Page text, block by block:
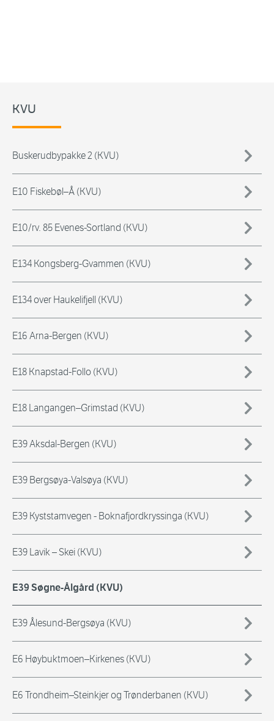
KVU
Buskerudbypakke 2 (KVU)
E10 Fiskebøl–Å (KVU)
E10/rv. 85 Evenes-Sortland (KVU)
E134 Kongsberg-Gvammen (KVU)
E134 over Haukelifjell (KVU)
E16 Arna-Bergen (KVU)
E18 Knapstad-Follo (KVU)
E18 Langangen–Grimstad (KVU)
E39 Aksdal-Bergen (KVU)
E39 Bergsøya-Valsøya (KVU)
E39 Kyststamvegen - Boknafjordkryssinga (KVU)
E39 Lavik – Skei (KVU)
E39 Søgne-Ålgård (KVU)
E39 Ålesund-Bergsøya (KVU)
E6 Høybuktmoen–Kirkenes (KVU)
E6 Trondheim–Steinkjer og Trønderbanen (KVU)